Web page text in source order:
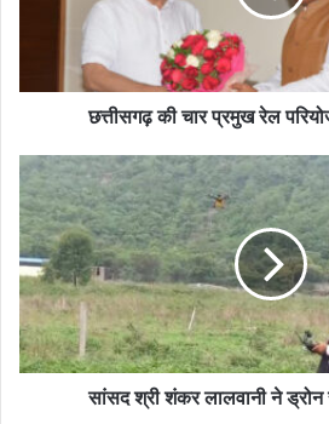
छत्तीसगढ़ की चार प्रमुख रेल
सांसद श्री शंकर लालवानी ने ड्रोन